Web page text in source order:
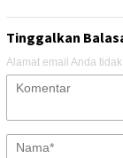
Tinggalkan
Alamat email Anda